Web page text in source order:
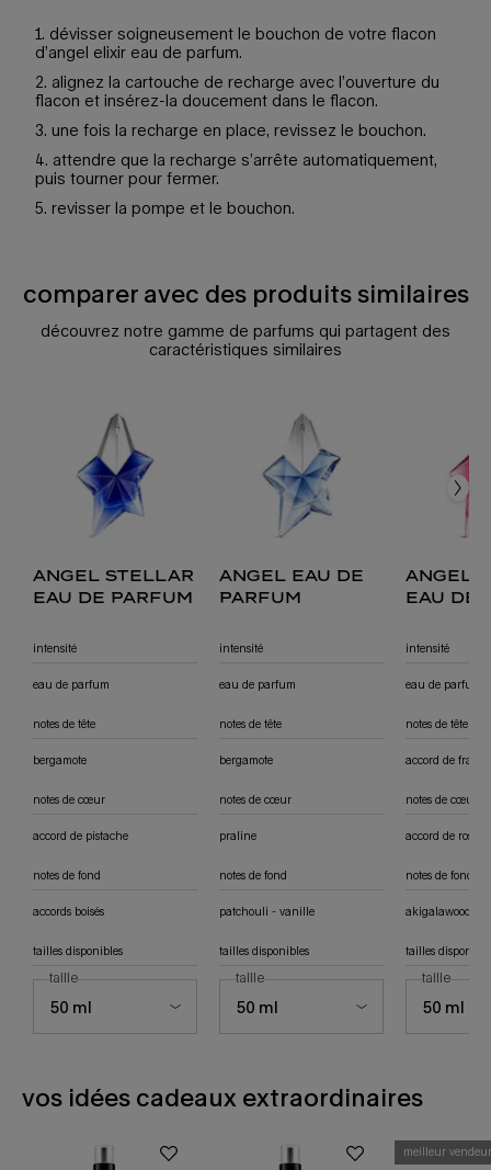
1. dévisser soigneusement le bouchon de votre flacon
d’angel elixir eau de parfum.
2. alignez la cartouche de recharge avec l’ouverture du
flacon et insérez-la doucement dans le flacon.
3. une fois la recharge en place, revissez le bouchon.
4. attendre que la recharge s’arrête automatiquement,
puis tourner pour fermer.
5. revisser la pompe et le bouchon.
Comparer avec des produits similaires
comparer avec des produits similaires
découvrez notre gamme de parfums qui partagent des
caractéristiques similaires
angel stellar
eau de parfum
angel eau de
parfum
angel
eau de
intensité
eau de parfum
intensité
eau de parfum
intensité
eau de parfum
notes de tête
bergamote
notes de tête
bergamote
notes de tête
accord de
notes de cœur
accord de pistache
notes de cœur
praline
notes de cœur
accord de rose
notes de fond
accords boisés
notes de fond
patchouli - vanille
notes de fond
akigalawood
tailles disponibles
sélectionner une
taillepour l’eau de parfum angel stellar
tailles disponibles
sélectionner une
taillepour angel eau de parfum
tailles
taillepour
vos idées cadeaux extraordinaires
meilleur vendeur